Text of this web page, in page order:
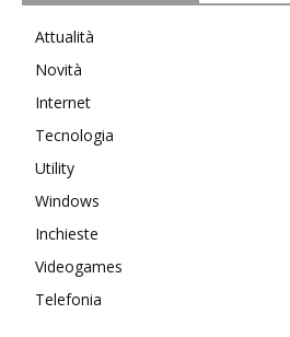
Attualità
Novità
Internet
Tecnologia
Utility
Windows
Inchieste
Videogames
Telefonia